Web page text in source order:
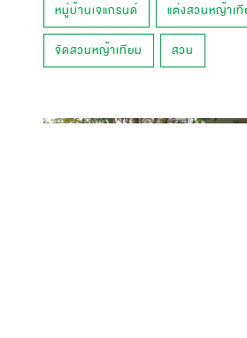
หมู่บ้านเจแกรนด์ แต่งสวนหญ้าเที
จัดสวนหญ้าเทียม สวน